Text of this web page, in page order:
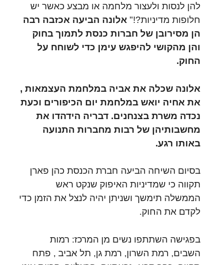
להן לנסות ולעצור מלחמה או מבצע כאשר יש
חלופות מדיניות?!" אלונה הביעה אכזבה רבה
הן מסירובן של חברות כנסת לתמוך בחוק
והן מהקושי להיפגש עימן כדי לשוחח על
החוק.
אלונה שכלה את אביה במלחמת העצמאות ,
את אחיה יואש במלחמת יום הכיפורים וכעת
נכדה משרת בצנחנים. דבריה הידהדו את
מחשבותיהן של רבות מחברות התנועה
באותו רגע.
בסיום השיחה הביעה חברת הכנסת כהן פארן
תקווה כי שמדיניות האיפוק שנקט ראש
הממשלה תימשך ושניתן יהיה לנצל את הזמן כדי
לקדם את החוק.
בפגישה השתתפו נשים מן המרכז: רמות
השבים, רמת השרון, רמת גן, תל אביב , פתח